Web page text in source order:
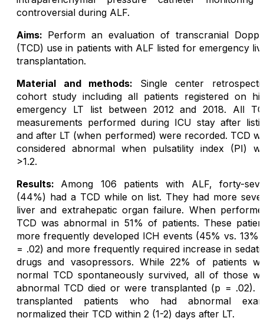
controversial during ALF.
Aims: Perform an evaluation of transcranial
(TCD) use in patients with ALF listed for emergency
transplantation.
Material and methods: Single center
cohort study including all patients registered on
emergency LT list between 2012 and 2018. All
measurements performed during ICU stay after
and after LT (when performed) were recorded. TCD
considered abnormal when pulsatility index (PI)
>1.2.
Results: Among 106 patients with ALF, forty-
(44%) had a TCD while on list. They had more
liver and extrahepatic organ failure. When
TCD was abnormal in 51% of patients. These
more frequently developed ICH events (45% vs.
= .02) and more frequently required increase in
drugs and vasopressors. While 22% of patients
normal TCD spontaneously survived, all of those
abnormal TCD died or were transplanted (p = .02).
transplanted patients who had abnormal
normalized their TCD within 2 (1-2) days after LT.